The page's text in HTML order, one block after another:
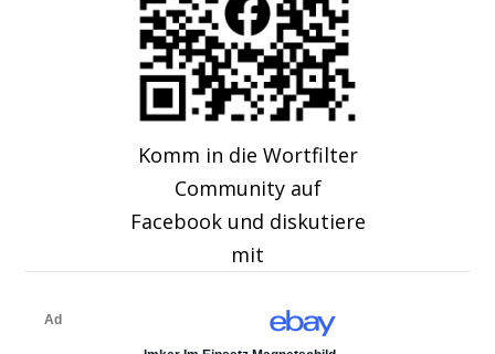
Komm in die Wortfilter
Community auf
Facebook und diskutiere
mit